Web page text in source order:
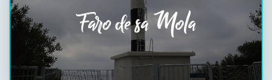
Faro de sa Mola